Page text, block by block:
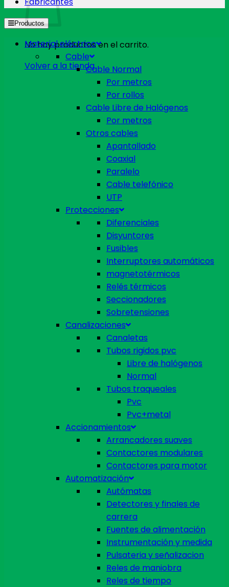
No hay productos en el carrito.
Volver a la tienda
Productos
Material eléctrico
Cable
Cable Normal
Por metros
Por rollos
Cable Libre de Halógenos
Por metros
Otros cables
Apantallado
Coaxial
Paralelo
Cable telefónico
UTP
Protecciones
Diferenciales
Disyuntores
Fusibles
Interruptores automáticos
magnetotérmicos
Relés térmicos
Seccionadores
Sobretensiones
Canalizaciones
Canaletas
Tubos rigidos pvc
Libre de halógenos
Normal
Tubos traqueales
Pvc
Pvc+metal
Accionamientos
Arrancadores suaves
Contactores modulares
Contactores para motor
Automatización
Autómatas
Detectores y finales de
carrera
Fuentes de alimentación
Instrumentación y medida
Pulsateria y señalizacion
Reles de maniobra
Reles de tiempo